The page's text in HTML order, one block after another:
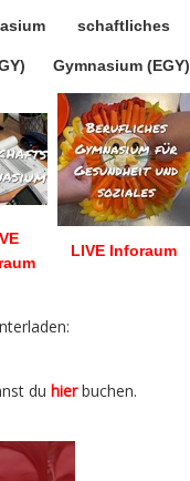
schaftliches
Gymnasium (EGY)
LIVE Inforaum
du hier buchen.